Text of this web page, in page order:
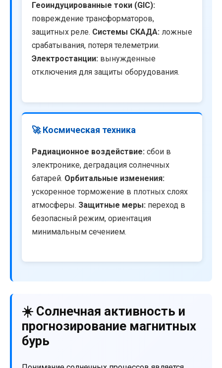
Геоиндуцированные токи (GIC):
повреждение трансформаторов,
защитных реле. Системы СКАДА: ложные
срабатывания, потеря телеметрии.
Электростанции: вынужденные
отключения для защиты оборудования.
🚀 Космическая техника
Радиационное воздействие: сбои в
электронике, деградация солнечных
батарей. Орбитальные изменения:
ускоренное торможение в плотных слоях
атмосферы. Защитные меры: переход в
безопасный режим, ориентация
минимальным сечением.
☀️ Солнечная активность и
прогнозирование магнитных
бурь